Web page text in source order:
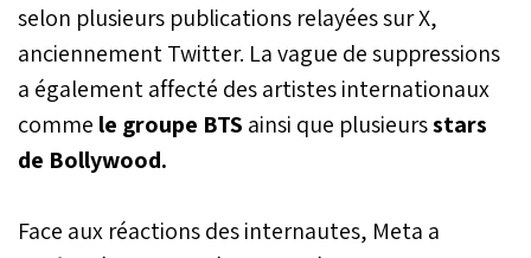
adolescente, ouvrant la
voie à une indemnisation
potentiellement très
élevée et susceptible de
servir de référence pour
des milliers d’autres
selon plusieurs publications relayées sur X,
anciennement Twitter. La vague de suppressions
a également affecté des artistes internationaux
comme le groupe BTS ainsi que plusieursstars
de Bollywood.
Face aux réactions des internautes, Meta a